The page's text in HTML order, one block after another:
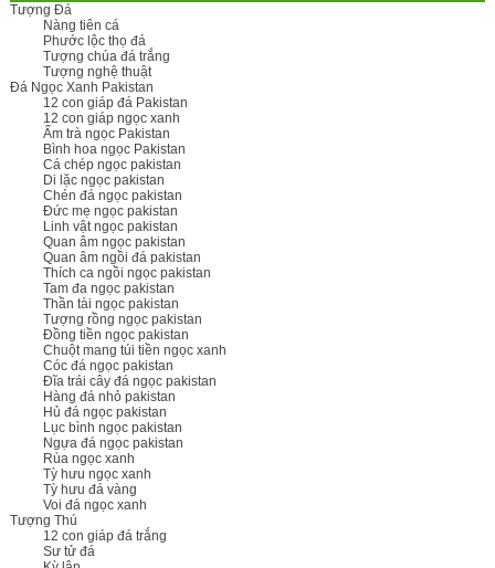
Tượng Đá
Nàng tiên cá
Phước lộc thọ đá
Tượng chúa đá trắng
Tượng nghệ thuật
Đá Ngọc Xanh Pakistan
12 con giáp đá Pakistan
12 con giáp ngọc xanh
Ấm trà ngọc Pakistan
Bình hoa ngọc Pakistan
Cá chép ngọc pakistan
Di lặc ngọc pakistan
Chén đá ngọc pakistan
Đức mẹ ngọc pakistan
Linh vật ngọc pakistan
Quan âm ngọc pakistan
Quan âm ngồi đá pakistan
Thích ca ngồi ngọc pakistan
Tam đa ngọc pakistan
Thần tài ngọc pakistan
Tượng rồng ngọc pakistan
Đồng tiền ngọc pakistan
Chuột mang túi tiền ngọc xanh
Cóc đá ngọc pakistan
Đĩa trái cây đá ngọc pakistan
Hàng đá nhỏ pakistan
Hủ đá ngọc pakistan
Lục bình ngọc pakistan
Ngựa đá ngọc pakistan
Rùa ngọc xanh
Tỳ hưu ngọc xanh
Tỳ hưu đá vàng
Voi đá ngọc xanh
Tượng Thú
12 con giáp đá trắng
Sư tử đá